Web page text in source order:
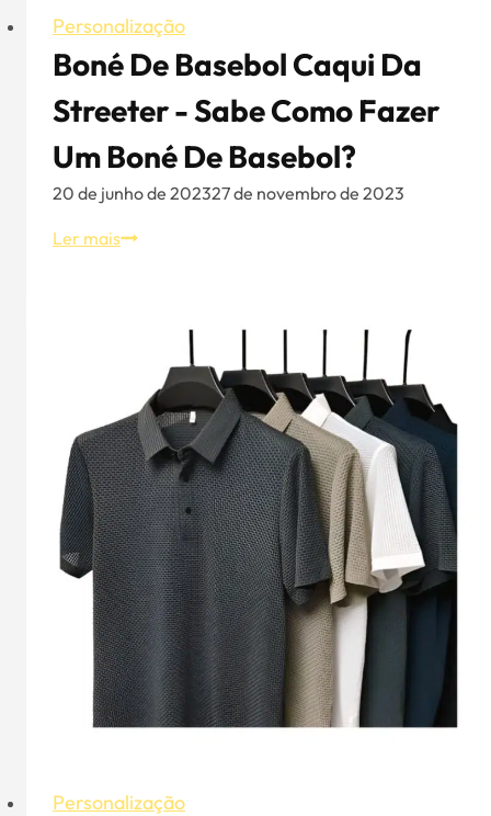
Personalização
Boné De Basebol Caqui Da
Streeter - Sabe Como Fazer
Um Boné De Basebol?
20 de junho de 202327 de novembro de 2023
Ler maisBoné
Streeter
Sabe
como
fazer
um
boné
de
basebol?
Personalização